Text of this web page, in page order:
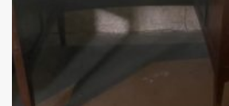
Favoritos